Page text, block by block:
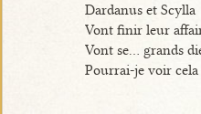
Dardanus et Scylla
Vont finir leur
Vont se... grands
Pourrai-je voir cela